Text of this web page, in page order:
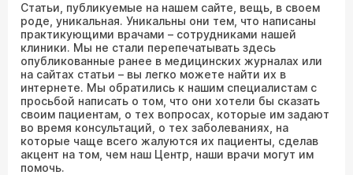
Статьи, публикуемые на нашем сайте, вещь, в своем
роде, уникальная. Уникальны они тем, что написаны
практикующими врачами – сотрудниками нашей
клиники. Мы не стали перепечатывать здесь
опубликованные ранее в медицинских журналах или
на сайтах статьи – вы легко можете найти их в
интернете. Мы обратились к нашим специалистам с
просьбой написать о том, что они хотели бы сказать
своим пациентам, о тех вопросах, которые им задают
во время консультаций, о тех заболеваниях, на
которые чаще всего жалуются их пациенты, сделав
акцент на том, чем наш Центр, наши врачи могут им
помочь.